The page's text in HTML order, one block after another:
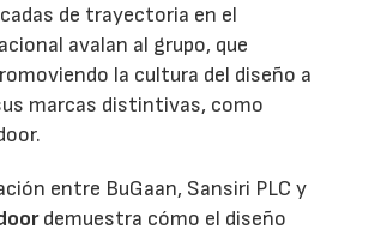
de trayectoria en el
avalan al grupo, que
la cultura del diseño a
marcas distintivas, como
entre BuGaan, Sansiri PLC y
demuestra cómo el diseño